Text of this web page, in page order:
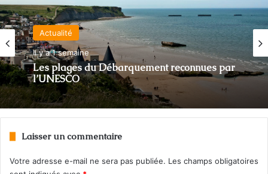
Actualité
Il y a 1 semaine
Les plages du Débarquement reconnues par
l’UNESCO
Laisser un commentaire
Votre adresse e-mail ne sera pas publiée. Les champs obligatoires